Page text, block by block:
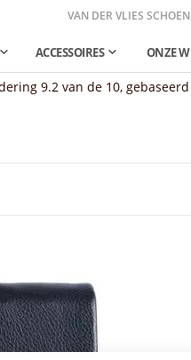
VAN DER VLIES
ACCESSOIRES ONZE
9.2 van de 10,